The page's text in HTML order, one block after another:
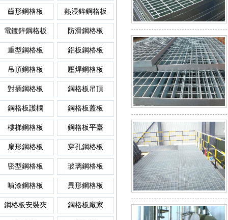
異形鋼格板
噴漆鋼格板
玻璃鋼格板
密型鋼格板
穿孔鋼格板
齒形格
格柵板
插接格
防滑格
熱鍍鋅
鋼格柵板平臺
防滑鋼格柵板
插接鋼格柵板
鍍鋅鋼格柵板
平臺鋼格柵板
雨水篦子
樹池蓋板
復合溝蓋板
踏板網
插接板
梯踏板
踏步板
齒形鋼格板 熱浸鋅鋼格板
電鍍鋅鋼格板 防滑鋼格板
重型鋼格板 鋁板鋼格板
吊頂鋼格板 壓焊鋼格板
對插鋼格板 鋼格板吊頂
鋼格板護欄 鋼格板蓋板
樓梯鋼格板 鋼格板平臺
扇形鋼格板 穿孔鋼格板
密型鋼格板 玻璃鋼格板
噴漆鋼格板 異形鋼格板
鋼格板安裝夾 鋼格板廠家